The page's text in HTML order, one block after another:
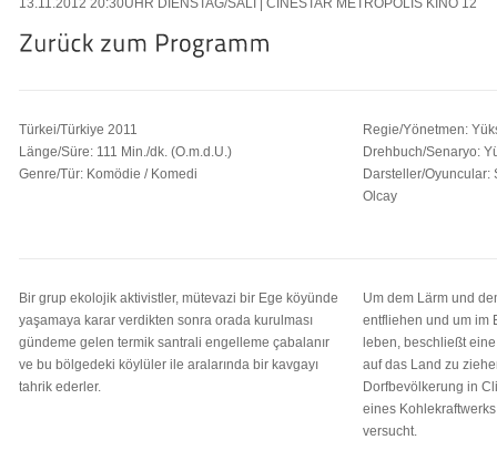
13.11.2012 20:30UHR DIENSTAG/SALI | CINESTAR METROPOLIS KINO 12
Türkei/Türkiye 2011
Länge/Süre: 111 Min./dk. (O.m.d.U.)
Genre/Tür: Komödie / Komedi
Regie/Yönetmen:
Drehbuch/Senaryo:
Darsteller/Oyuncular:
Olcay
Bir grup ekolojik aktivistler, mütevazi bir Ege köyünde
yaşamaya karar verdikten sonra orada kurulması
gündeme gelen termik santrali engelleme çabalanır
ve bu bölgedeki köylüler ile aralarında bir kavgayı
tahrik ederler.
Um dem Lärm und
entfliehen und um im
leben, beschließt
auf das Land zu
Dorfbevölkerung in
eines
versucht.